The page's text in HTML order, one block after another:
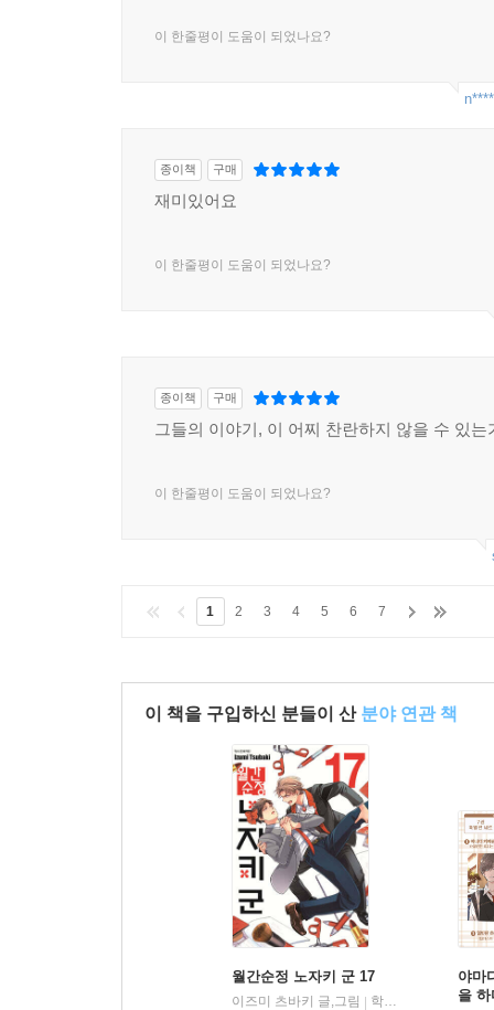
이 한줄평이 도움이 되었나요?
종이책 구매
재미있어요
이 한줄평이 도움이 되었나요?
종이책 구매
그들의 이야기, 이 어찌 찬란하지 않을 수 있는
이 한줄평이 도움이 되었나요?
1 2 3 4 5 6 7
이 책을 구입하신 분들이 산 분야 연관 책
월간순정 노자키 군 17
이즈미 츠바키 글,그림
학산문화사
야마
을